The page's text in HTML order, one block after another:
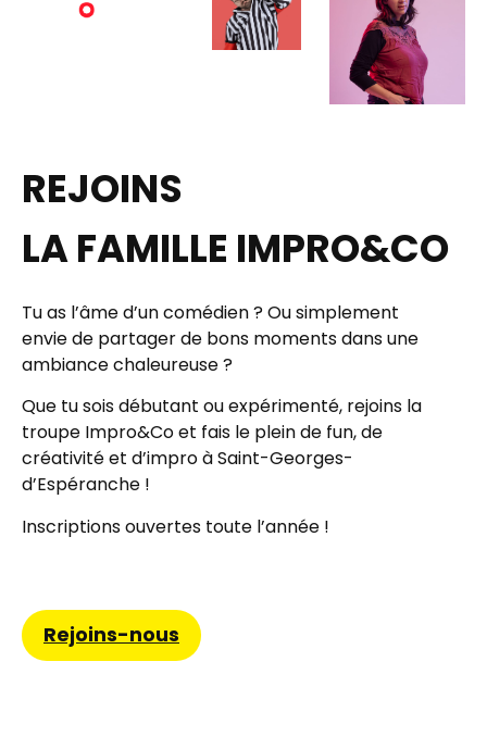
REJOINS
LA FAMILLE IMPRO&CO
Tu as l’âme d’un comédien ? Ou simplement
envie de partager de bons moments dans une
ambiance chaleureuse ?
Que tu sois débutant ou expérimenté, rejoins la
troupe Impro&Coet fais le plein de fun, de
créativité et d’impro à Saint-Georges-
d’Espéranche !
Inscriptions ouvertes toute l’année !
Rejoins-nous